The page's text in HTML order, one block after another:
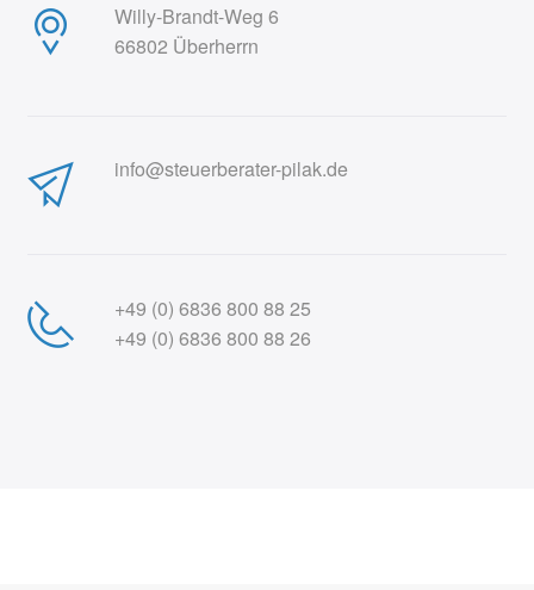
Willy-Brandt-Weg 6
66802 Überherrn
info@steuerberater-pilak.de
+49 (0) 6836 800 88 25
+49 (0) 6836 800 88 26